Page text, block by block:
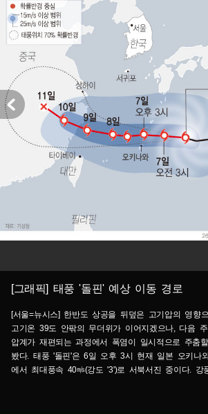
[그래픽] 태풍 '돌핀' 예상 이동 경로
[서울=뉴시스] 한반도 상공을 뒤덮은 고기압의 영향
고기온 39도 안팎의 무더위가 이어지겠으나, 다음
압계가 재편되는 과정에서 폭염이 일시적으로 주춤
봤다. 태풍 '돌핀'은 6일 오후 3시 현재 일본 오키나
에서 최대풍속 40㎧(강도 '3')로 서북서진 중이다. 강